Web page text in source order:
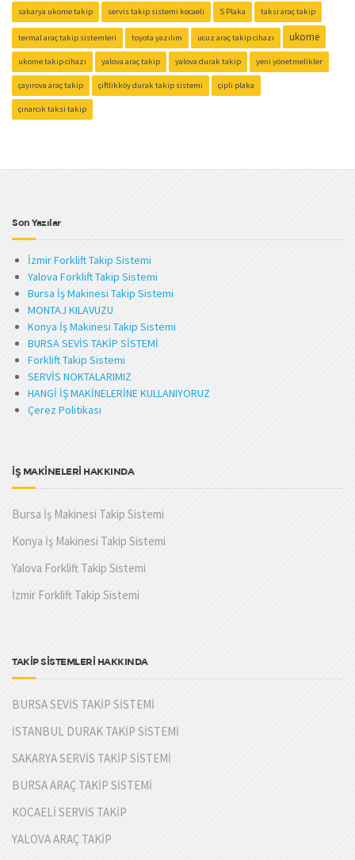
sakarya ukome takip servis takip sistemi kocaeli S Plaka taksi araç takip
termal araç takip sistemleri toyota yazılım ucuz araç takip cihazı ukome
ukome takip cihazı yalova araç takip yalova durak takip yeni yönetmelikler
çayırova araç takip çiftlikköy durak takip sistemi çipli plaka
çınarcık taksi takip
Son Yazılar
İzmir Forklift Takip Sistemi
Yalova Forklift Takip Sistemi
Bursa İş Makinesi Takip Sistemi
MONTAJ KILAVUZU
Konya İş Makinesi Takip Sistemi
BURSA SEVİS TAKİP SİSTEMİ
Forklift Takip Sistemi
SERVİS NOKTALARIMIZ
HANGİ İŞ MAKİNELERİNE KULLANIYORUZ
Çerez Politikası
İŞ MAKİNELERİ HAKKINDA
Bursa İş Makinesi Takip Sistemi
Konya İş Makinesi Takip Sistemi
Yalova Forklift Takip Sistemi
İzmir Forklift Takip Sistemi
TAKİP SİSTEMLERİ HAKKINDA
BURSA SEVİS TAKİP SİSTEMİ
İSTANBUL DURAK TAKİP SİSTEMİ
SAKARYA SERVİS TAKİP SİSTEMİ
BURSA ARAÇ TAKİP SİSTEMİ
KOCAELİ SERVİS TAKİP
YALOVA ARAÇ TAKİP